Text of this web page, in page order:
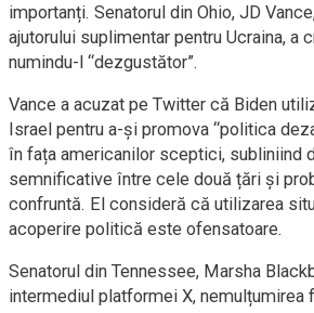
importanți. Senatorul din Ohio, JD
ajutorului suplimentar pentru Ucraina, a
numindu-l “dezgustător”.
Vance a acuzat pe Twitter că Biden
Israel pentru a-și promova “politica
în fața americanilor sceptici, subliniind
semnificative între cele două țări și
confruntă. El consideră că utilizarea
acoperire politică este ofensatoare.
Senatorul din Tennessee, Marsha
intermediul platformei X, nemulțumirea